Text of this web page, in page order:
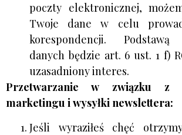
poczty elektronicznej,
Twoje dane w celu
korespondencji. Podstawą
danych będzie art. 6 ust. 1 f)
uzasadniony interes.
Przetwarzanie w związku z
marketingu i wysyłki newslettera:
Jeśli wyraziłeś chęć